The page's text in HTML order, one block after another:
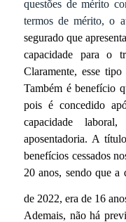
questões de mérito
termos de mérito, o
segurado que
capacidade para o
Claramente, esse
Também é benefício
pois é concedido
capacidade
aposentadoria. A
benefícios cessados
20 anos, sendo que a
de 2022, era de 16
Ademais, não há